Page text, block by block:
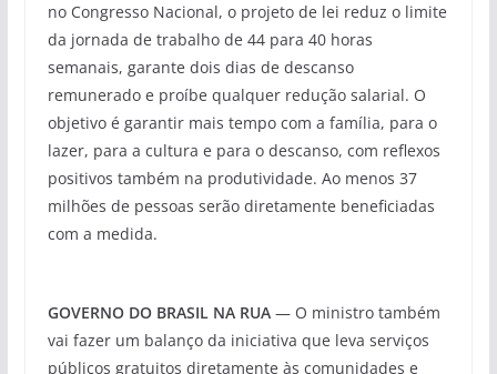
no Congresso Nacional, o projeto de lei reduz o limite
da jornada de trabalho de 44 para 40 horas
semanais, garante dois dias de descanso
remunerado e proíbe qualquer redução salarial. O
objetivo é garantir mais tempo com a família, para o
lazer, para a cultura e para o descanso, com reflexos
positivos também na produtividade. Ao menos 37
milhões de pessoas serão diretamente beneficiadas
com a medida.
GOVERNO DO BRASIL NA RUA— O ministro também
vai fazer um balanço da iniciativa que leva serviços
públicos gratuitos diretamente às comunidades e